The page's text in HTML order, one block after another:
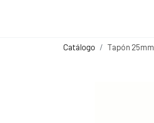
Catálogo Tapón 25mm